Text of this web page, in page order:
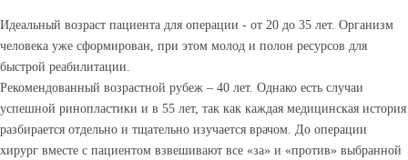
Идеальный возраст пациента для операции - от 20 до 35 лет. Организм
человека уже сформирован, при этом молод и полон ресурсов для
быстрой реабилитации.
Рекомендованный возрастной рубеж – 40 лет. Однако есть случаи
успешной ринопластики и в 55 лет, так как каждая медицинская история
разбирается отдельно и тщательно изучается врачом. До операции
хирург вместе с пациентом взвешивают все «за» и «против» выбранной